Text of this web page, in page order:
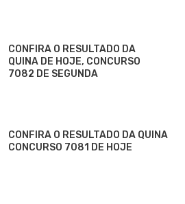
CONFIRA O RESULTADO DA
QUINA DE HOJE, CONCURSO
7082 DE SEGUNDA
CONFIRA O RESULTADO DA QUINA
CONCURSO 7081 DE HOJE